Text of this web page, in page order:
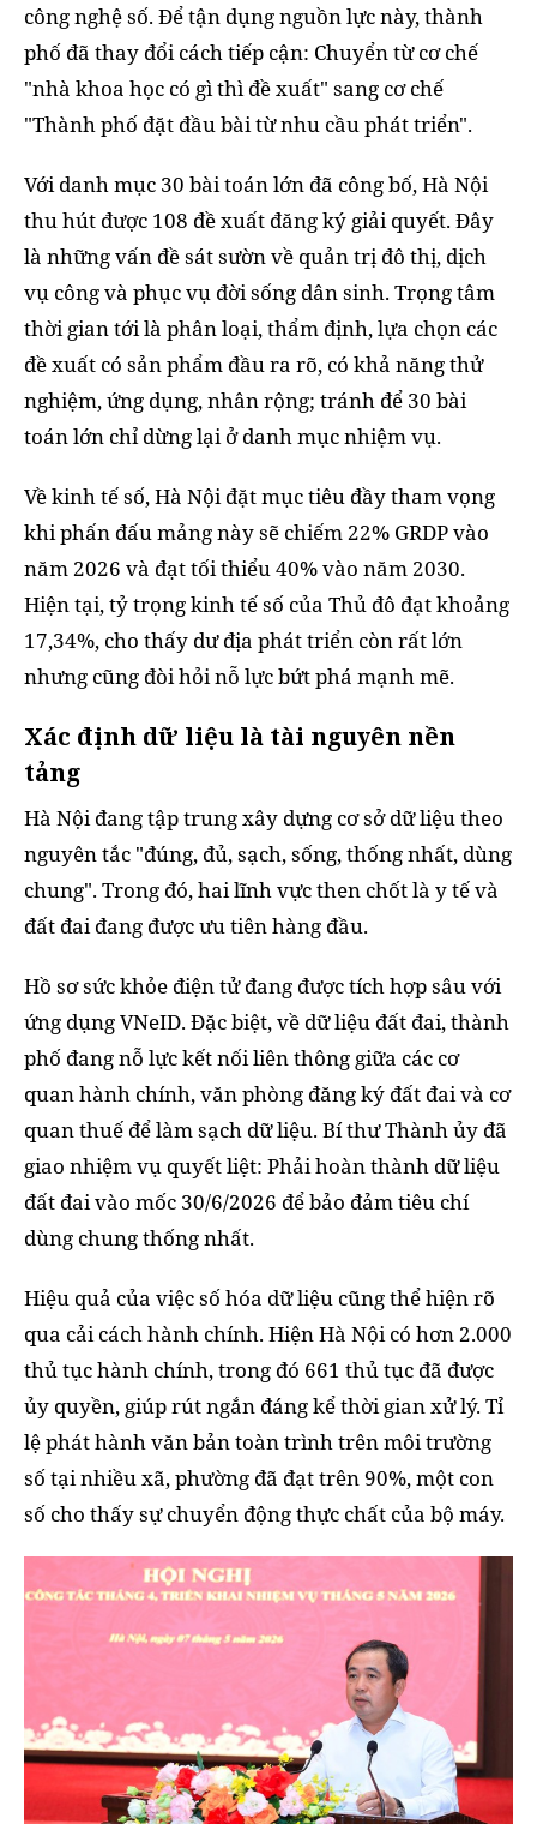
công nghệ số. Để tận dụng nguồn lực này, thành
phố đã thay đổi cách tiếp cận: Chuyển từ cơ chế
"nhà khoa học có gì thì đề xuất" sang cơ chế
"Thành phố đặt đầu bài từ nhu cầu phát triển".
Với danh mục 30 bài toán lớn đã công bố, Hà Nội
thu hút được 108 đề xuất đăng ký giải quyết. Đây
là những vấn đề sát sườn về quản trị đô thị, dịch
vụ công và phục vụ đời sống dân sinh. Trọng tâm
thời gian tới là phân loại, thẩm định, lựa chọn các
đề xuất có sản phẩm đầu ra rõ, có khả năng thử
nghiệm, ứng dụng, nhân rộng; tránh để 30 bài
toán lớn chỉ dừng lại ở danh mục nhiệm vụ.
Về kinh tế số, Hà Nội đặt mục tiêu đầy tham vọng
khi phấn đấu mảng này sẽ chiếm 22% GRDP vào
năm 2026 và đạt tối thiểu 40% vào năm 2030.
Hiện tại, tỷ trọng kinh tế số của Thủ đô đạt khoảng
17,34%, cho thấy dư địa phát triển còn rất lớn
nhưng cũng đòi hỏi nỗ lực bứt phá mạnh mẽ.
Xác định dữ liệu là tài nguyên nền
tảng
Hà Nội đang tập trung xây dựng cơ sở dữ liệu theo
nguyên tắc "đúng, đủ, sạch, sống, thống nhất, dùng
chung". Trong đó, hai lĩnh vực then chốt là y tế và
đất đai đang được ưu tiên hàng đầu.
Hồ sơ sức khỏe điện tử đang được tích hợp sâu với
ứng dụng VNeID. Đặc biệt, về dữ liệu đất đai, thành
phố đang nỗ lực kết nối liên thông giữa các cơ
quan hành chính, văn phòng đăng ký đất đai và cơ
quan thuế để làm sạch dữ liệu. Bí thư Thành ủy đã
giao nhiệm vụ quyết liệt: Phải hoàn thành dữ liệu
đất đai vào mốc 30/6/2026 để bảo đảm tiêu chí
dùng chung thống nhất.
Hiệu quả của việc số hóa dữ liệu cũng thể hiện rõ
qua cải cách hành chính. Hiện Hà Nội có hơn 2.000
thủ tục hành chính, trong đó 661 thủ tục đã được
ủy quyền, giúp rút ngắn đáng kể thời gian xử lý. Tỉ
lệ phát hành văn bản toàn trình trên môi trường
số tại nhiều xã, phường đã đạt trên 90%, một con
số cho thấy sự chuyển động thực chất của bộ máy.